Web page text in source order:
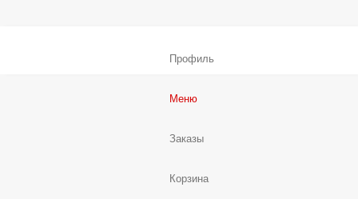
Профиль
Меню
Заказы
Корзина